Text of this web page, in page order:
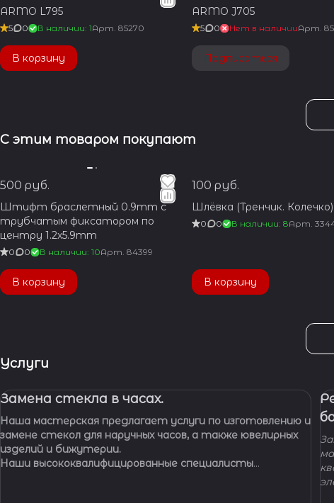
ARMO L795
5 0 В наличии: 1Арт. 85270
В корзину
ARMO J705
5 0 Нет в наличииАрт.
Подписаться
С этим товаром покупают
500 руб.
Штифт браслетный 0.9mm с
трубчатым фиксатором по
центру 1.2x5.9mm
0 0 В наличии: 10Арт. 84399
В корзину
100 руб.
Шлёвка (Тренчик. Колечко)
0 0 В наличии: 8Арт.
В корзину
Услуги
Замена стекла в часах.
Наша мастерская предлагает услуги по изготовлению и
замене стекол для наручных часов, а также ювелирных
изделий и бижутерии.
Наши высококвалифицированные специалисты